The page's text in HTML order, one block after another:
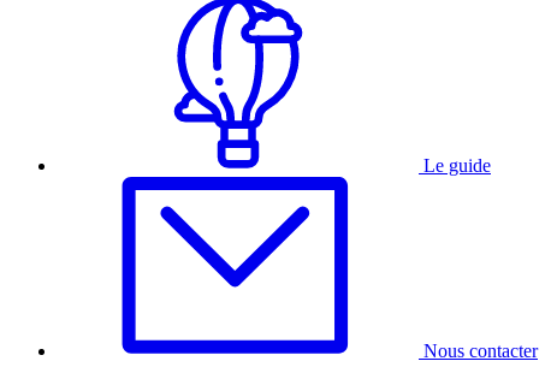
Le guide
Nous contacter